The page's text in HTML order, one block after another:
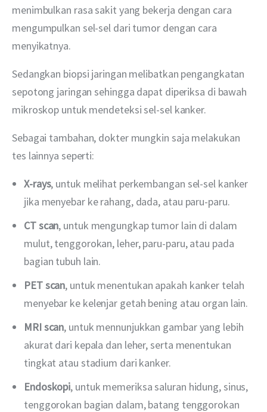
menimbulkan rasa sakit yang bekerja dengan cara
mengumpulkan sel-sel dari tumor dengan cara
menyikatnya.
Sedangkan biopsi jaringan melibatkan pengangkatan
sepotong jaringan sehingga dapat diperiksa di bawah
mikroskop untuk mendeteksi sel-sel kanker.
Sebagai tambahan, dokter mungkin saja melakukan
tes lainnya seperti:
X-rays, untuk melihat perkembangan sel-sel kanker
jika menyebar ke rahang, dada, atau paru-paru.
CT scan, untuk mengungkap tumor lain di dalam
mulut, tenggorokan, leher, paru-paru, atau pada
bagian tubuh lain.
PET scan, untuk menentukan apakah kanker telah
menyebar ke kelenjar getah bening atau organ lain.
MRI scan, untuk mennunjukkan gambar yang lebih
akurat dari kepala dan leher, serta menentukan
tingkat atau stadium dari kanker.
Endoskopi, untuk memeriksa saluran hidung, sinus,
tenggorokan bagian dalam, batang tenggorokan